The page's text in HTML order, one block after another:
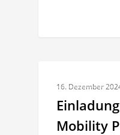
16. Dezember
Mobility